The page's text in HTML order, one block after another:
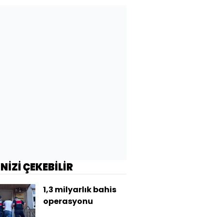
ÇEKEBİLİR
1,3 milyarlık bahis
operasyonu